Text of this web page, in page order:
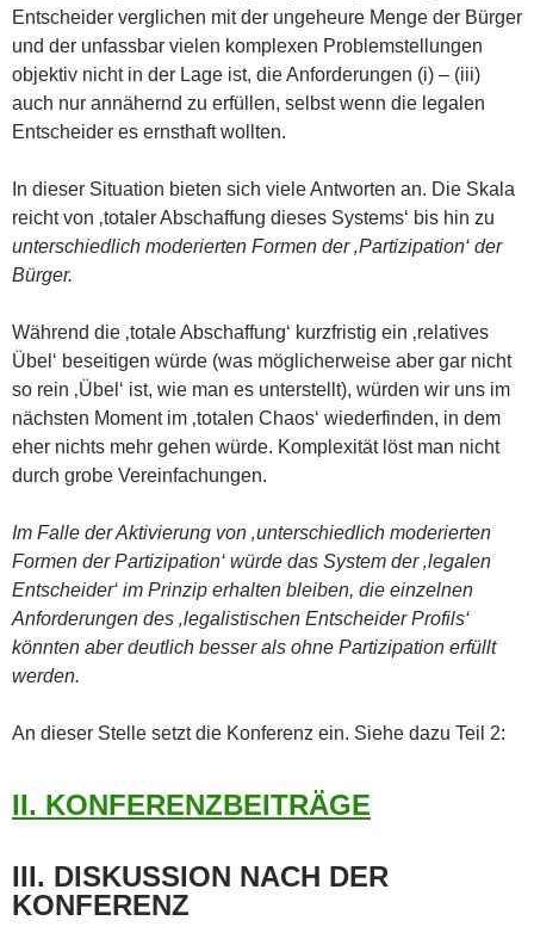
Entscheider verglichen mit der ungeheure Menge der Bürger
und der unfassbar vielen komplexen Problemstellungen
objektiv nicht in der Lage ist, die Anforderungen (i) – (iii)
auch nur annähernd zu erfüllen, selbst wenn die legalen
Entscheider es ernsthaft wollten.
In dieser Situation bieten sich viele Antworten an. Die Skala
reicht von ‚totaler Abschaffung dieses Systems‘ bis hin zu
unterschiedlich moderierten Formen der ‚Partizipation‘ der
Bürger.
Während die ‚totale Abschaffung‘ kurzfristig ein ‚relatives
Übel‘ beseitigen würde (was möglicherweise aber gar nicht
so rein ‚Übel‘ ist, wie man es unterstellt), würden wir uns im
nächsten Moment im ‚totalen Chaos‘ wiederfinden, in dem
eher nichts mehr gehen würde. Komplexität löst man nicht
durch grobe Vereinfachungen.
Im Falle der Aktivierung von ‚unterschiedlich moderierten
Formen der Partizipation‘ würde das System der ‚legalen
Entscheider‘ im Prinzip erhalten bleiben, die einzelnen
Anforderungen des ‚legalistischen Entscheider Profils‘
könnten aber deutlich besser als ohne Partizipation erfüllt
werden.
An dieser Stelle setzt die Konferenz ein. Siehe dazu Teil 2:
II. KONFERENZBEITRÄGE
III. DISKUSSION NACH DER
KONFERENZ